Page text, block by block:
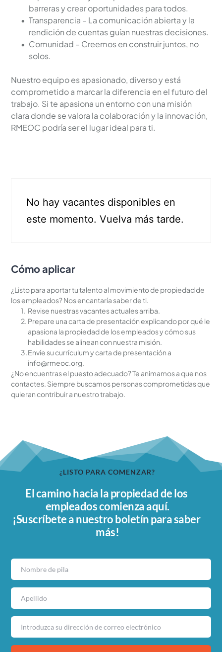
barreras y crear oportunidades para todos.
Transparencia – La comunicación abierta y la
rendición de cuentas guían nuestras decisiones.
Comunidad – Creemos en construir juntos, no
solos.
Nuestro equipo es apasionado, diverso y está
comprometido a marcar la diferencia en el futuro del
trabajo. Si te apasiona un entorno con una misión
clara donde se valora la colaboración y la innovación,
RMEOC podría ser el lugar ideal para ti.
Cómo aplicar
¿Listo para aportar tu talento al movimiento de propiedad de
los empleados? Nos encantaría saber de ti.
Revise nuestras vacantes actuales arriba.
Prepare una carta de presentación explicando por qué le
apasiona la propiedad de los empleados y cómo sus
habilidades se alinean con nuestra misión.
info@rmeoc.org.
¿No encuentras el puesto adecuado? Te animamos a que nos
contactes. Siempre buscamos personas comprometidas que
quieran contribuir a nuestro trabajo.
No hay vacantes disponibles en
este momento. Vuelva más tarde.
¿LISTO PARA COMENZAR?
El camino hacia la propiedad de los
empleados comienza aquí.
¡Suscríbete a nuestro boletín para saber
más!